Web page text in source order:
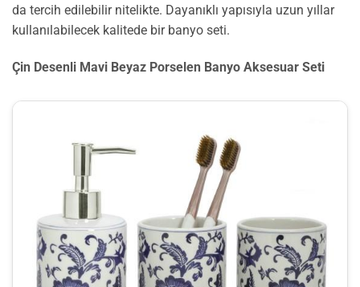
da tercih edilebilir nitelikte. Dayanıklı yapısıyla uzun yıllar
kullanılabilecek kalitede bir banyo seti.
Çin Desenli Mavi Beyaz Porselen Banyo Aksesuar Seti